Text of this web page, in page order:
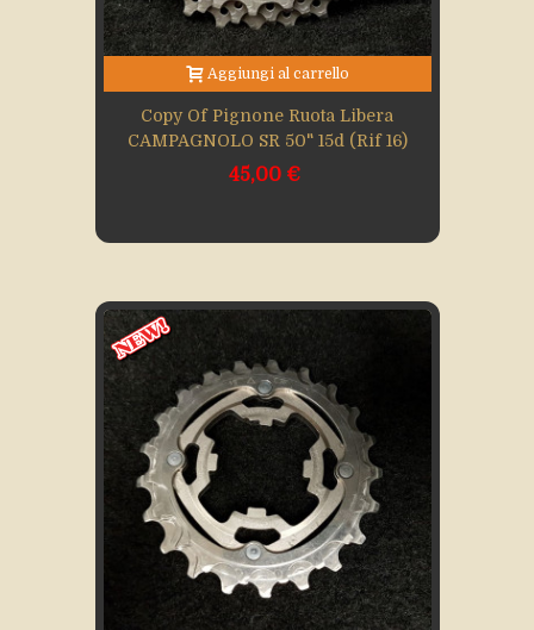
Aggiungi al carrello
Copy Of Pignone Ruota Libera
CAMPAGNOLO SR 50" 15d (Rif 16)
45,00 €